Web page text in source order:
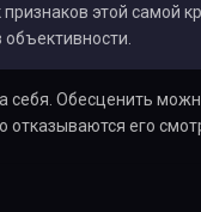
этой самой
себя. Обесценить
его